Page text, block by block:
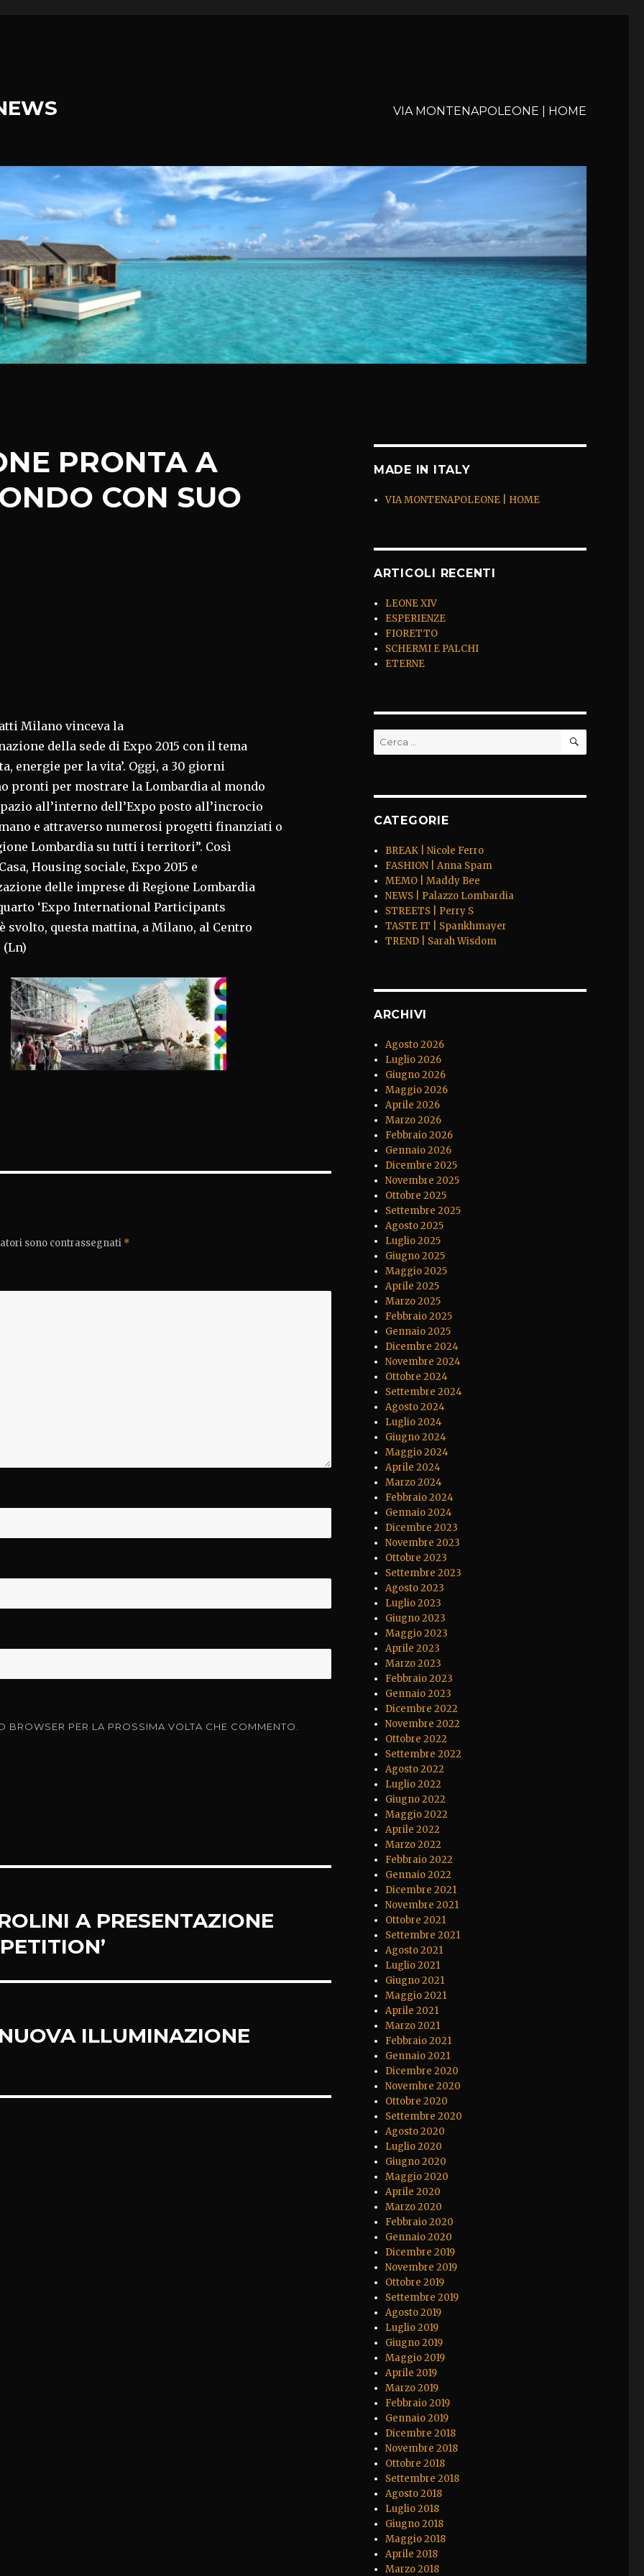
VIA MONTENAPOLEONE | HOME
PRONTA A
CON SUO
Milano vinceva la
della sede di Expo 2015 con il tema
energie per la vita’. Oggi, a 30 giorni
pronti per mostrare la Lombardia al mondo
all’interno dell’Expo posto all’incrocio
e attraverso numerosi progetti finanziati o
Lombardia su tutti i territori”. Così
Housing sociale, Expo 2015 e
delle imprese di Regione Lombardia
‘Expo International Participants
svolto, questa mattina, a Milano, al Centro
(Ln)
sono contrassegnati *
PER LA PROSSIMA VOLTA CHE COMMENTO.
A PRESENTAZIONE
ILLUMINAZIONE
MADE IN ITALY
VIA MONTENAPOLEONE | HOME
ARTICOLI RECENTI
LEONE XIV
ESPERIENZE
FIORETTO
SCHERMI E PALCHI
ETERNE
Cerca: CERCA
CATEGORIE
BREAK | Nicole Ferro
FASHION | Anna Spam
MEMO | Maddy Bee
NEWS | Palazzo Lombardia
STREETS | Perry S
TASTE IT | Spankhmayer
TREND | Sarah Wisdom
ARCHIVI
Agosto 2026
Luglio 2026
Giugno 2026
Maggio 2026
Aprile 2026
Marzo 2026
Febbraio 2026
Gennaio 2026
Dicembre 2025
Novembre 2025
Ottobre 2025
Settembre 2025
Agosto 2025
Luglio 2025
Giugno 2025
Maggio 2025
Aprile 2025
Marzo 2025
Febbraio 2025
Gennaio 2025
Dicembre 2024
Novembre 2024
Ottobre 2024
Settembre 2024
Agosto 2024
Luglio 2024
Giugno 2024
Maggio 2024
Aprile 2024
Marzo 2024
Febbraio 2024
Gennaio 2024
Dicembre 2023
Novembre 2023
Ottobre 2023
Settembre 2023
Agosto 2023
Luglio 2023
Giugno 2023
Maggio 2023
Aprile 2023
Marzo 2023
Febbraio 2023
Gennaio 2023
Dicembre 2022
Novembre 2022
Ottobre 2022
Settembre 2022
Agosto 2022
Luglio 2022
Giugno 2022
Maggio 2022
Aprile 2022
Marzo 2022
Febbraio 2022
Gennaio 2022
Dicembre 2021
Novembre 2021
Ottobre 2021
Settembre 2021
Agosto 2021
Luglio 2021
Giugno 2021
Maggio 2021
Aprile 2021
Marzo 2021
Febbraio 2021
Gennaio 2021
Dicembre 2020
Novembre 2020
Ottobre 2020
Settembre 2020
Agosto 2020
Luglio 2020
Giugno 2020
Maggio 2020
Aprile 2020
Marzo 2020
Febbraio 2020
Gennaio 2020
Dicembre 2019
Novembre 2019
Ottobre 2019
Settembre 2019
Agosto 2019
Luglio 2019
Giugno 2019
Maggio 2019
Aprile 2019
Marzo 2019
Febbraio 2019
Gennaio 2019
Dicembre 2018
Novembre 2018
Ottobre 2018
Settembre 2018
Agosto 2018
Luglio 2018
Giugno 2018
Maggio 2018
Aprile 2018
Marzo 2018